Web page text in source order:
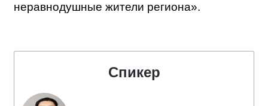
неравнодушные жители региона».
Спикер